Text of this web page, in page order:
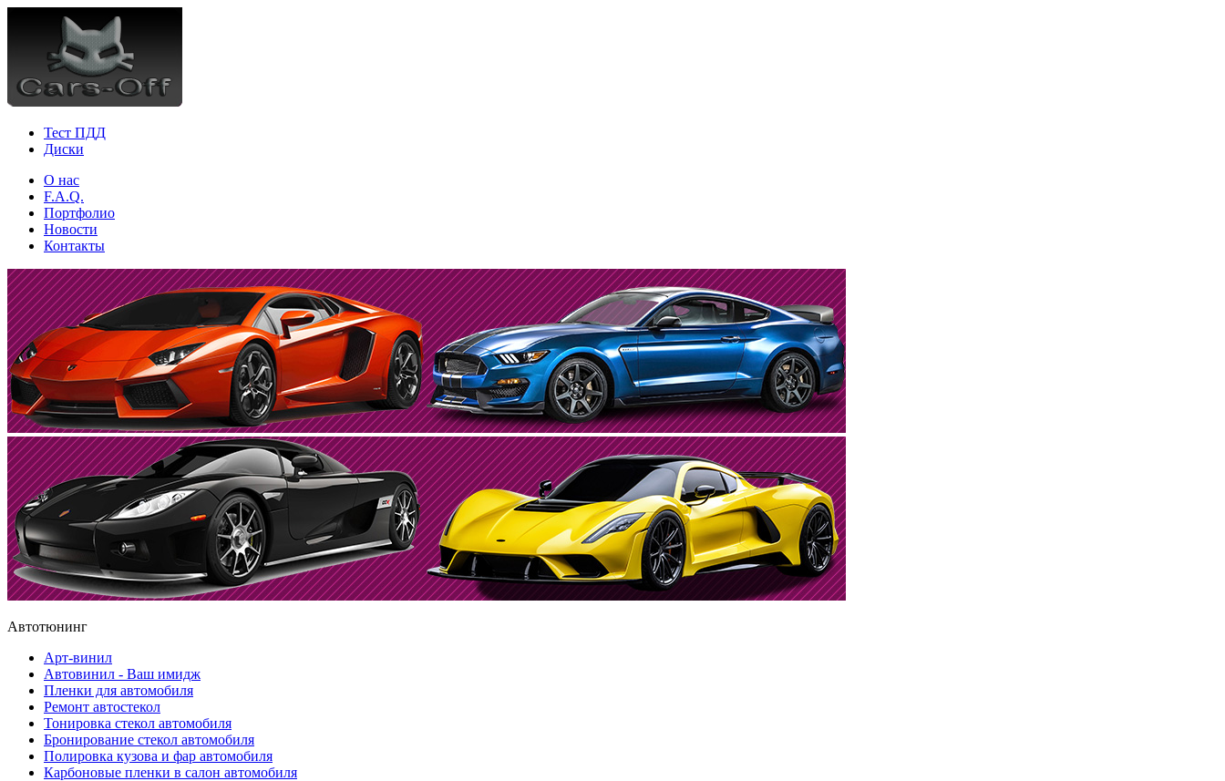
Тест ПДД
Диски
О нас
F.A.Q.
Портфолио
Новости
Контакты
Автотюнинг
Арт-винил
Автовинил - Ваш имидж
Пленки для автомобиля
Ремонт автостекол
Тонировка стекол автомобиля
Бронирование стекол автомобиля
Полировка кузова и фар автомобиля
Карбоновые пленки в салон автомобиля